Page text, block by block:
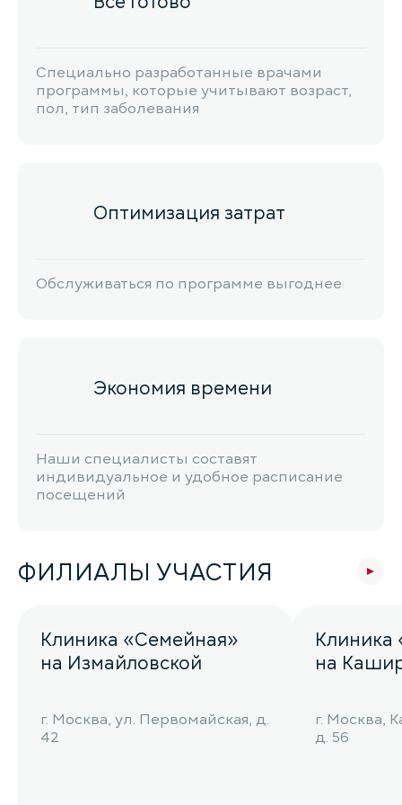
Специально разработанные врачами
программы, которые учитывают возраст,
пол, тип заболевания
Оптимизация затрат
Обслуживаться по программе выгоднее
Экономия времени
Наши специалисты составят
индивидуальное и удобное расписание
посещений
ФИЛИАЛЫ УЧАСТИЯ
Клиника «Семейная»
на Измайловской
г. Москва, ул. Первомайская, д.
42
Клиника
на
г. Москва,
д. 56